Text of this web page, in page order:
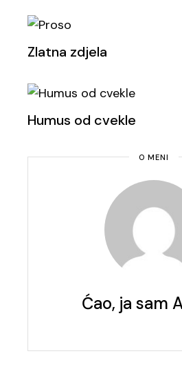
Zlatna zdjela
Humus od cvekle
O MENI
Ćao, ja sam